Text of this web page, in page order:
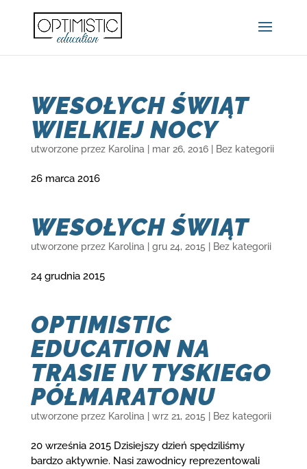
WESOŁYCH ŚWIĄT
WIELKIEJ NOCY
utworzone przez Karolina mar 26, 2016| Bez kategorii
26 marca 2016
WESOŁYCH ŚWIĄT
utworzone przez Karolina gru 24, 2015 Bez kategorii
24 grudnia 2015
OPTIMISTIC
EDUCATION NA
TRASIE IV TYSKIEGO
PÓŁMARATONU
utworzone przez Karolina wrz 21, 2015 Bez kategorii
20 września 2015 Dzisiejszy dzień spędziliśmy
bardzo aktywnie. Nasi zawodnicy reprezentowali